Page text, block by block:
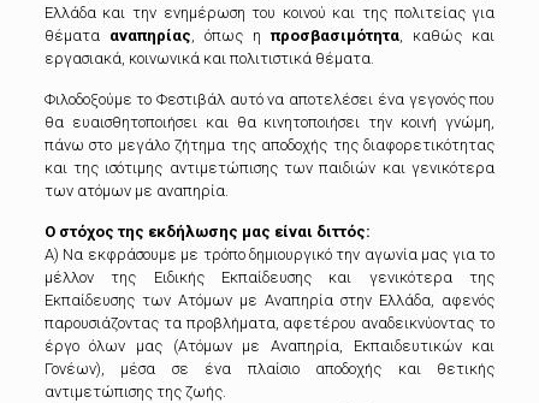
Ελλάδα και την ενημέρωση του κοινού και της πολιτείας για
θέματα αναπηρίας , όπως ηπροσβασιμότητα , καθώς και
εργασιακά, κοινωνικά και πολιτιστικά θέματα.
Φιλοδοξούμε το Φεστιβάλ αυτό να αποτελέσει ένα γεγονός που
θα ευαισθητοποιήσει και θα κινητοποιήσει την κοινή γνώμη,
πάνω στο μεγάλο ζήτημα της αποδοχής της διαφορετικότητας
και της ισότιμης αντιμετώπισης των παιδιών και γενικότερα
των ατόμων με αναπηρία.
Ο στόχος της εκδήλωσης μας είναι διττός:
Α) Να εκφράσουμε με τρόπο δημιουργικό την αγωνία μας για το
μέλλον της Ειδικής Εκπαίδευσης και γενικότερα της
Εκπαίδευσης των Ατόμων με Αναπηρία στην Ελλάδα, αφενός
παρουσιάζοντας τα προβλήματα, αφετέρου αναδεικνύοντας το
έργο όλων μας (Ατόμων με Αναπηρία, Εκπαιδευτικών και
Γονέων), μέσα σε ένα πλαίσιο αποδοχής και θετικής
αντιμετώπισης της ζωής.